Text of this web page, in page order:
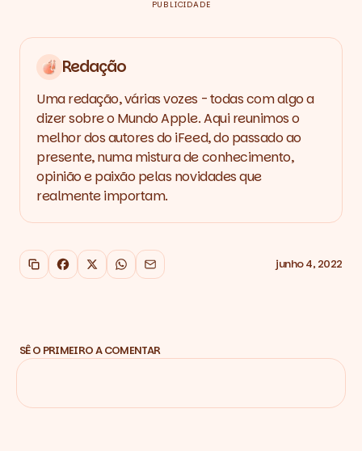
PUBLICIDADE
Redação
Uma redação, várias vozes - todas com algo a
dizer sobre o Mundo Apple. Aqui reunimos o
melhor dos autores do iFeed, do passado ao
presente, numa mistura de conhecimento,
opinião e paixão pelas novidades que
realmente importam.
Copiar link
Facebook
X WhatsApp
Email junho 4, 2022
SÊ O PRIMEIRO A COMENTAR